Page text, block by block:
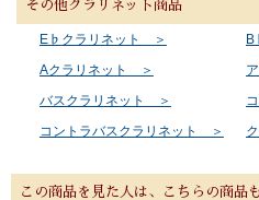
その他クラリネット商品
E♭クラリネット ＞
Aクラリネット ＞
バスクラリネット ＞
コントラバスクラリネット ＞
この商品を見た人は、こちらの商品